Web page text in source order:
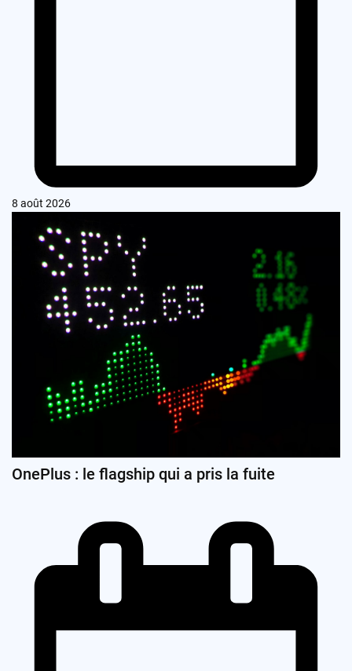
8 août 2026
OnePlus : le flagship qui a pris la fuite